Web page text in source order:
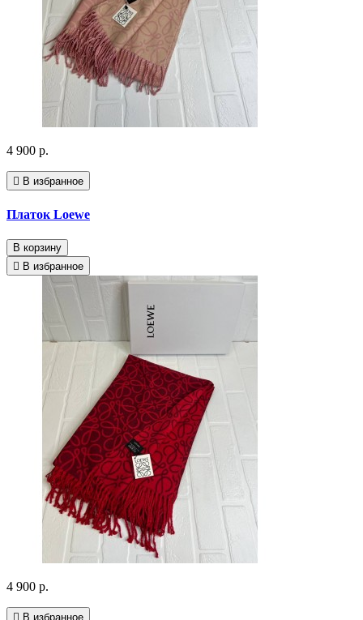
4 900 р.
В избранное
Платок Loewe
В корзину
В избранное
4 900 р.
В избранное